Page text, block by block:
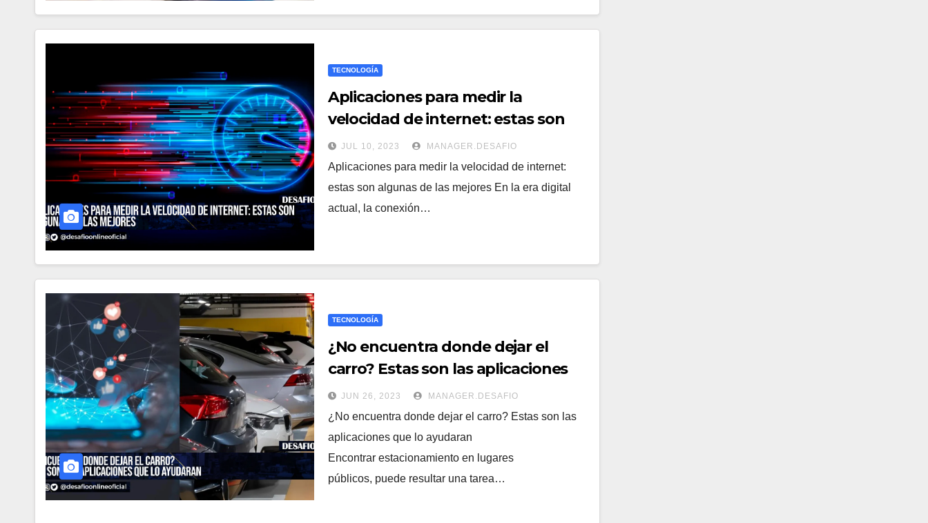
TECNOLOGÍA
Aplicaciones para medir la
velocidad de internet: estas son
algunas de las mejores
JUL 10, 2023 MANAGER.DESAFIO
Aplicaciones para medir la velocidad de internet:
estas son algunas de las mejores En la era digital
actual, la conexión…
TECNOLOGÍA
¿No encuentra donde dejar el
carro? Estas son las aplicaciones
que lo ayudaran
JUN 26, 2023 MANAGER.DESAFIO
¿No encuentra donde dejar el carro? Estas son las
aplicaciones que lo ayudaran
Encontrar estacionamiento en lugares
públicos, puede resultar una tarea…